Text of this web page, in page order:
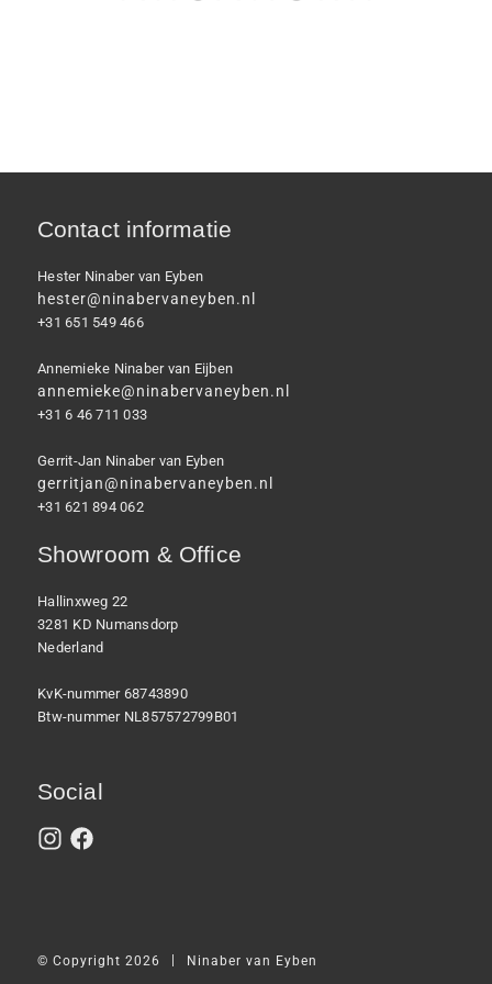
Contact informatie
Hester Ninaber van Eyben
hester@ninabervaneyben.nl
+31 651 549 466
Annemieke Ninaber van Eijben
annemieke@ninabervaneyben.nl
+31 6 46 711 033
Gerrit-Jan Ninaber van Eyben
gerritjan@ninabervaneyben.nl
+31 621 894 062
Showroom & Office
Hallinxweg 22
3281 KD Numansdorp
Nederland
KvK-nummer 68743890
Btw-nummer NL857572799B01
Social
© Copyright 2026 Ninaber van Eyben